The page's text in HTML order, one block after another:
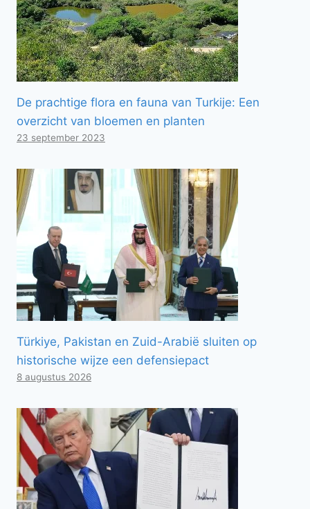
De prachtige flora en fauna van Turkije: Een
overzicht van bloemen en planten
23 september 2023
Türkiye, Pakistan en Zuid-Arabië sluiten op
historische wijze een defensiepact
8 augustus 2026